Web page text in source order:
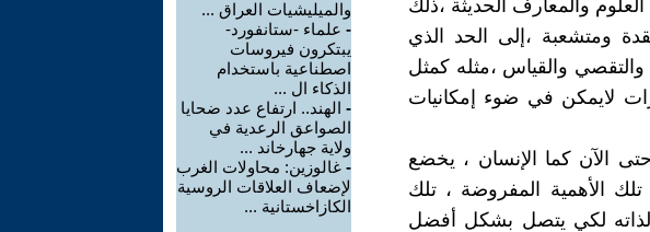
والمعارف الحديثة ،ذلك
ومتشعبة ،إلى الحد الذي
والقياس ،مثله كمثل
لايمكن في ضوء إمكانيات
الآن كما الإنسان ، يخضع
الأهمية المفروضة ، تلك
لذاته لكي يتصل بشكل أفضل
والميليشيات العراق ...
- علماء -ستانفورد-
يبتكرون فيروسات
اصطناعية باستخدام
الذكاء ال ...
- الهند.. ارتفاع عدد ضحايا
الصواعق الرعدية في
ولاية جهارخاند ...
- غالوزين: محاولات الغرب
لإضعاف العلاقات الروسية
الكازاخستانية ...